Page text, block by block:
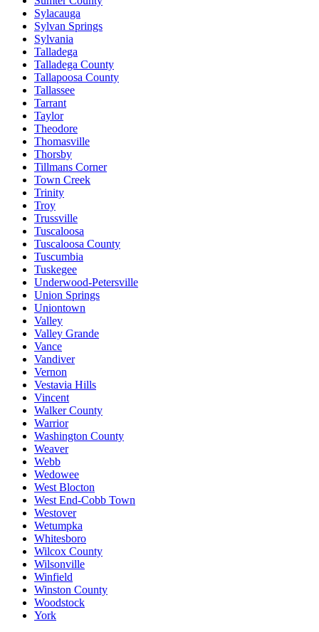
Sylacauga
Sylvan Springs
Sylvania
Talladega
Talladega County
Tallapoosa County
Tallassee
Tarrant
Taylor
Theodore
Thomasville
Thorsby
Tillmans Corner
Town Creek
Trinity
Troy
Trussville
Tuscaloosa
Tuscaloosa County
Tuscumbia
Tuskegee
Underwood-Petersville
Union Springs
Uniontown
Valley
Valley Grande
Vance
Vandiver
Vernon
Vestavia Hills
Vincent
Walker County
Warrior
Washington County
Weaver
Webb
Wedowee
West Blocton
West End-Cobb Town
Westover
Wetumpka
Whitesboro
Wilcox County
Wilsonville
Winfield
Winston County
Woodstock
York